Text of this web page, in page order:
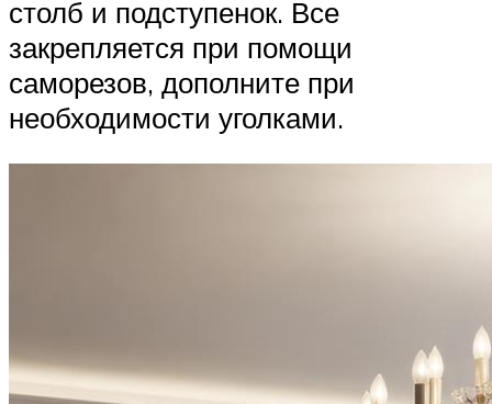
столб и подступенок. Все
закрепляется при помощи
саморезов, дополните при
необходимости уголками.